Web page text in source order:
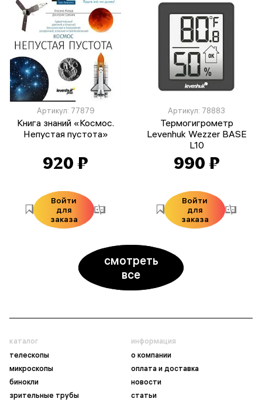
Артикул: 77879
Книга знаний «Космос.
Непустая пустота»
920 ₽
Войти
для
заказа
Артикул: 78883
Термогигрометр
Levenhuk Wezzer BASE
L10
990 ₽
Войти
для
заказа
смотреть
все
каталог
телескопы
микроскопы
бинокли
зрительные трубы
информация
о компании
оплата и доставка
новости
статьи